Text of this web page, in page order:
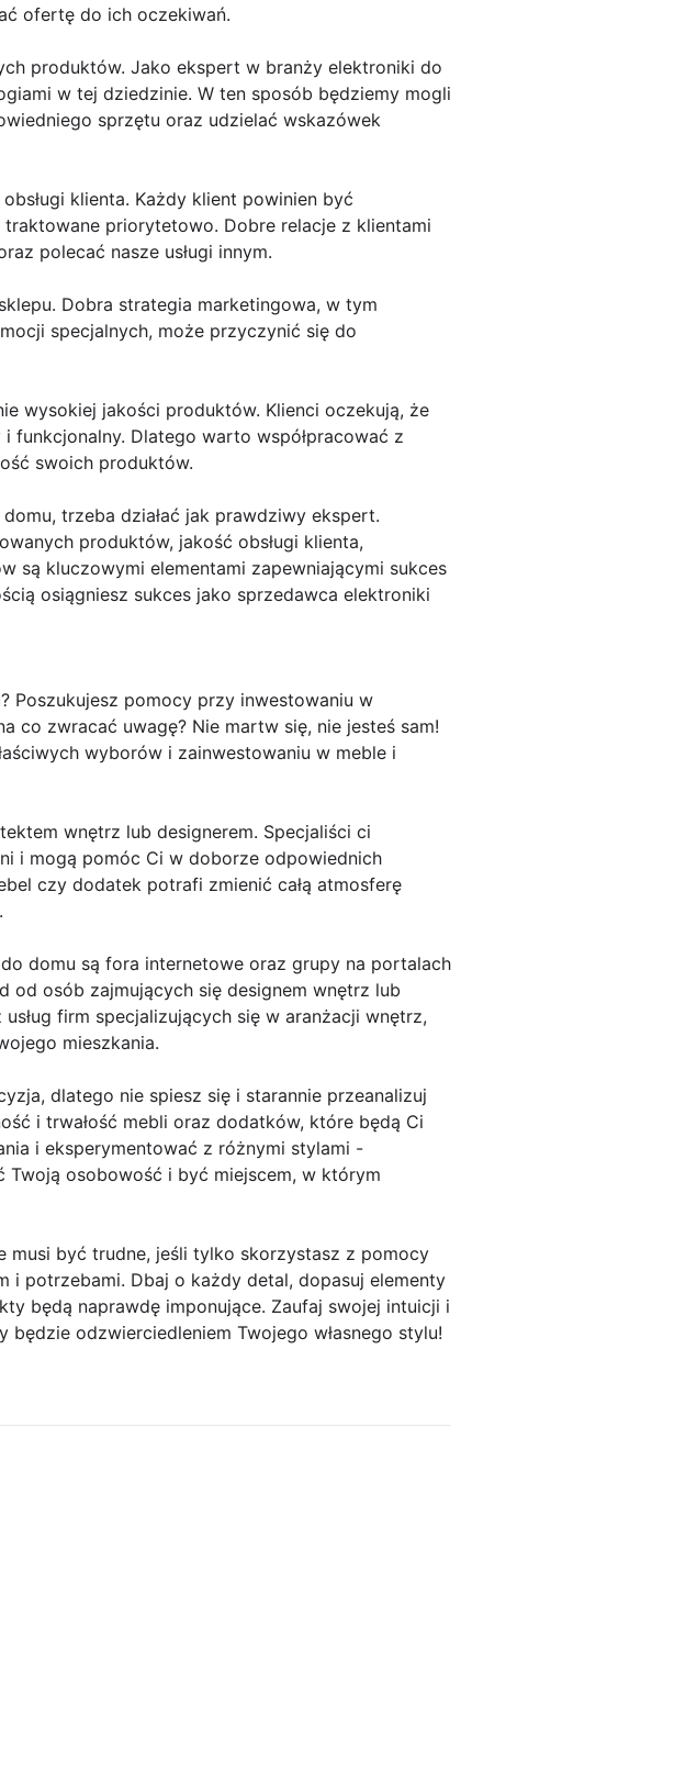
ofertę do ich oczekiwań.
produktów. Jako ekspert w branży elektroniki do
w tej dziedzinie. W ten sposób będziemy mogli
sprzętu oraz udzielać wskazówek
klienta. Każdy klient powinien być
priorytetowo. Dobre relacje z klientami
polecać nasze usługi innym.
Dobra strategia marketingowa, w tym
specjalnych, może przyczynić się do
wysokiej jakości produktów. Klienci oczekują, że
funkcjonalny. Dlatego warto współpracować z
swoich produktów.
trzeba działać jak prawdziwy ekspert.
produktów, jakość obsługi klienta,
są kluczowymi elementami zapewniającymi sukces
osiągniesz sukces jako sprzedawca elektroniki
Poszukujesz pomocy przy inwestowaniu w
co zwracać uwagę? Nie martw się, nie jesteś sam!
wyborów i zainwestowaniu w meble i
wnętrz lub designerem. Specjaliści ci
i mogą pomóc Ci w doborze odpowiednich
czy dodatek potrafi zmienić całą atmosferę
domu są fora internetowe oraz grupy na portalach
od osób zajmujących się designem wnętrz lub
firm specjalizujących się w aranżacji wnętrz,
mieszkania.
dlatego nie spiesz się i starannie przeanalizuj
i trwałość mebli oraz dodatków, które będą Ci
i eksperymentować z różnymi stylami -
Twoją osobowość i być miejscem, w którym
musi być trudne, jeśli tylko skorzystasz z pomocy
i potrzebami. Dbaj o każdy detal, dopasuj elementy
będą naprawdę imponujące. Zaufaj swojej intuicji i
odzwierciedleniem Twojego własnego stylu!